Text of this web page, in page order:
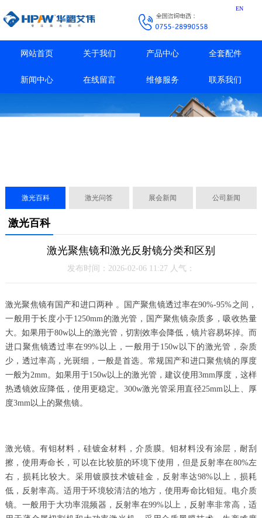
EN
网站首页 关于我们 产品中心 全套配件
新闻中心 在线留言 维修服务 联系我们
激光百科 激光问答 展会新闻 公司新闻
激光百科
激光聚焦镜和激光反射镜分类和区别
发布时间：2026-02-06 11:27 人气：
激光聚焦镜有国产和进口两种 。国产聚焦镜透过率在90%-95%之间，
一般用于长度小于1250mm的激光管，国产聚焦镜杂质多，吸收热量
大。如果用于80w以上的激光管，切割效率会降低，镜片容易坏掉。而
进口聚焦镜透过率在99%以上，一般用于150w以下的激光管，杂质
少，透过率高，光斑细，一般是首选。常规国产和进口聚焦镜的厚度
一般为2mm。如果用于150w以上的激光管，建议使用3mm厚度，这样
热透镜效应降低，使用更稳定。300w激光管采用直径25mm以上、厚
度3mm以上的聚焦镜。
激光镜。有钼材料，硅镀金材料，介质膜。钼材料没有涂层，耐刮
擦，使用寿命长，可以在比较脏的环境下使用，但是反射率在80%左
右，损耗比较大。采用镀膜技术镀硅金，反射率达98%以上，损耗
低，反射率高。适用于环境较清洁的地方，使用寿命比钼短。电介质
镜。一般用于大功率混频器，反射率在99%以上，反射率非常高，适